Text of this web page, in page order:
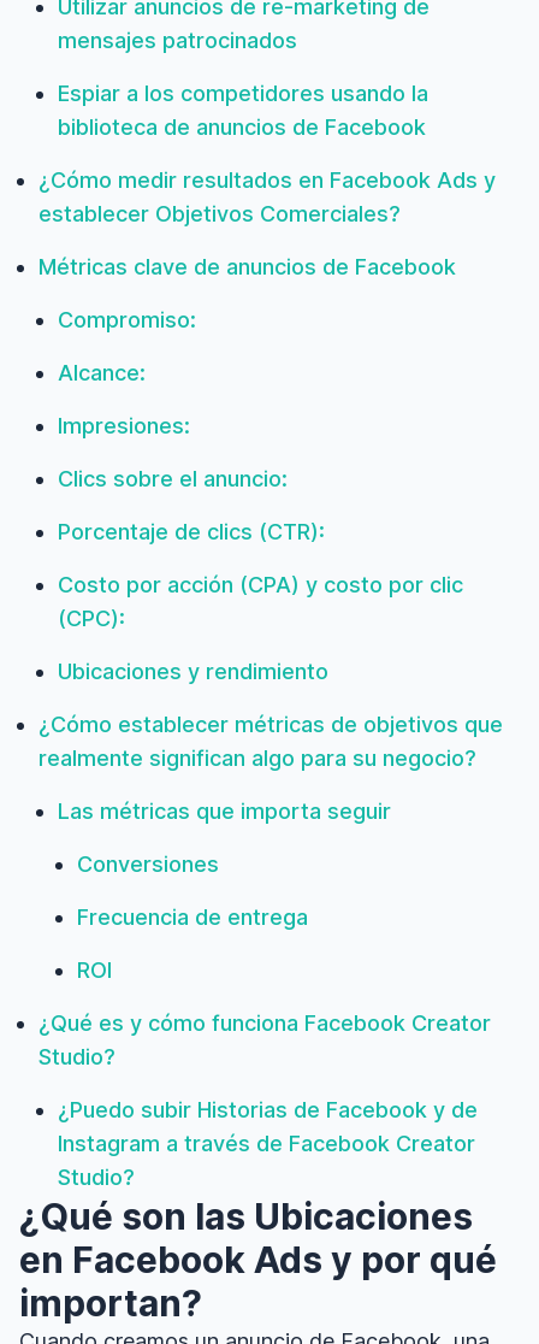
Utilizar anuncios de re-marketing de
mensajes patrocinados
Espiar a los competidores usando la
biblioteca de anuncios de Facebook
¿Cómo medir resultados en Facebook Ads y
establecer Objetivos Comerciales?
Métricas clave de anuncios de Facebook
Compromiso:
Alcance:
Impresiones:
Clics sobre el anuncio:
Porcentaje de clics (CTR):
Costo por acción (CPA) y costo por clic
(CPC):
Ubicaciones y rendimiento
¿Cómo establecer métricas de objetivos que
realmente significan algo para su negocio?
Las métricas que importa seguir
Conversiones
Frecuencia de entrega
ROI
¿Qué es y cómo funciona Facebook Creator
Studio?
¿Puedo subir Historias de Facebook y de
Instagram a través de Facebook Creator
Studio?
¿Qué son las Ubicaciones
en Facebook Ads y por qué
importan?